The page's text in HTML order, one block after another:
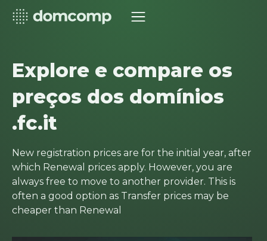
Explore e compare os
preços dos domínios
.fc.it
New registration prices are for the initial year, after
which Renewal prices apply. However, you are
always free to move to another provider. This is
often a good option as Transfer prices may be
cheaper than Renewal